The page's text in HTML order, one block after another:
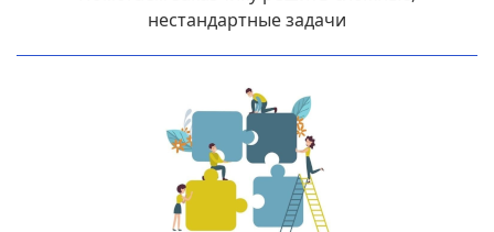
нестандартные задачи